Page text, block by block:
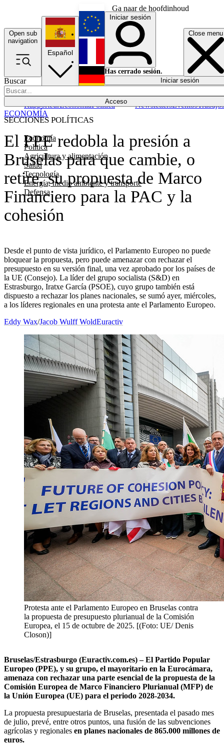
Ga naar de hoofdinhoud
Open sub
navigation
Close menu
Buscar
Acceso
SECCIONES POLÍTICAS
Economía
Política
Agricultura y alimentación
Salud
Tecnología
Energía, medio ambiente y transporte
Defensa
RapporteurEconomíaPolítica NewslettersEventosTrabajos
Español
English
Français
Iniciar sesión
Has cerrado sesión.
Iniciar sesión
El PPE redobla la presión a
Bruselas para que cambie, o
retire, su propuesta de Marco
Financiero para la PAC y la
cohesión
Desde el punto de vista jurídico, el Parlamento Europeo no puede
bloquear la propuesta, pero puede amenazar con rechazar el
presupuesto en su versión final, una vez aprobado por los países de
la UE (Consejo). La líder del grupo socialista (S&D) en
Estrasburgo, Iratxe García (PSOE), cuyo grupo también está
dispuesto a rechazar los planes nacionales, se sumó ayer, miércoles,
a los líderes regionales en una protesta ante el Parlamento Europeo.
ECONOMÍA
Eddy Wax/Jacob Wulff WoldEuractiv
Protesta ante el Parlamento Europeo en Bruselas contra
la propuesta de presupuesto plurianual de la Comisión
Europea, el 15 de octubre de 2025. [(Foto: UE/ Denis
Closon)]
Bruselas/Estrasburgo (Euractiv.com.es) – El Partido Popular
Europeo (PPE), y su grupo, el mayoritario en la Eurocámara,
amenaza con rechazar una parte esencial de la propuesta de la
Comisión Europea de Marco Financiero Plurianual (MFP) de
la Unión Europea (UE) para el periodo 2028-2034.
La propuesta presupuestaria de Bruselas, presentada el pasado mes
de julio, prevé, entre otros puntos, una fusión de las subvenciones
agrícolas y regionales en planes nacionales de 865.000 millones de
euros.